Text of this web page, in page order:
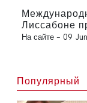
Лиссабоне
На сайте - 09
Популярный